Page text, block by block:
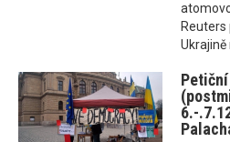
Ukrajině
6.-